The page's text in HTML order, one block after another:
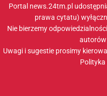
Portal news.24tm.pl
prawa cytatu)
Nie bierzemy
Uwagi i sugestie prosimy